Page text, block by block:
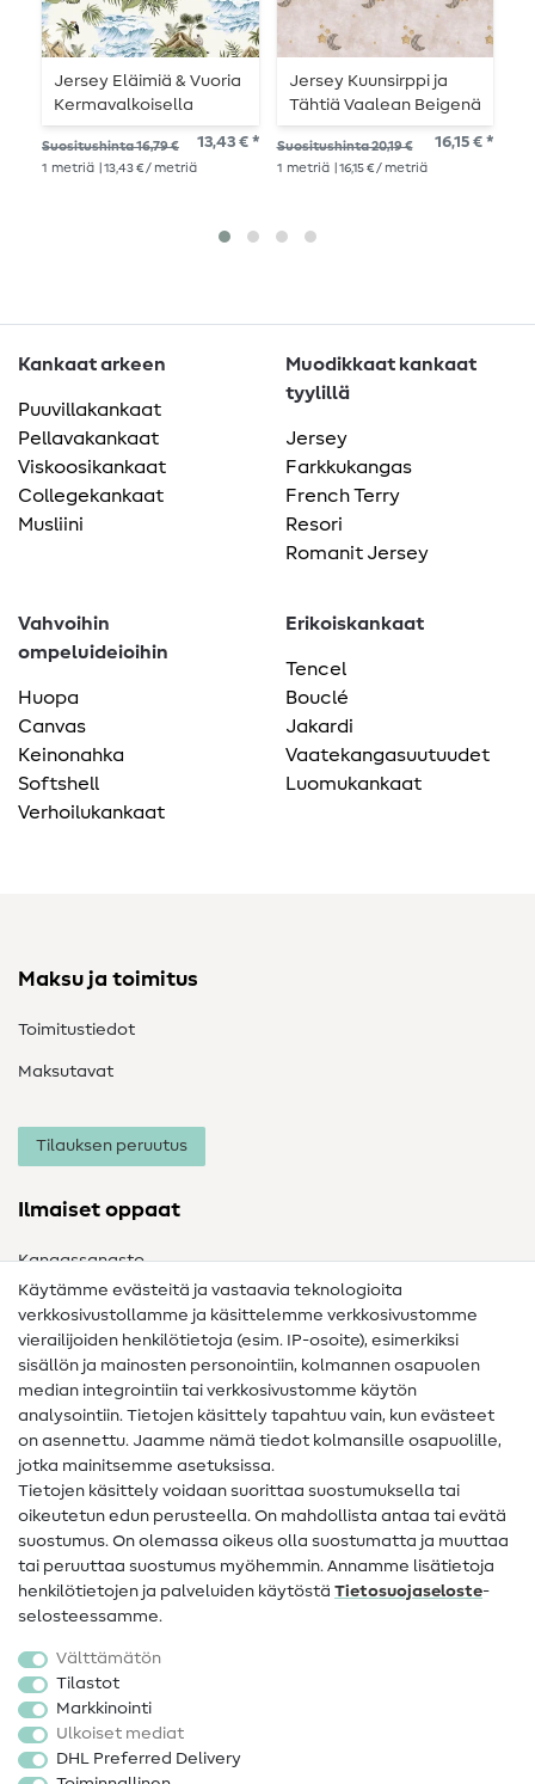
Jersey Eläimiä & Vuoria
Kermavalkoisella
Digitaalinen
Suositushinta 16,79 € 13,43 € *
1 metriä | 13,43 € / metriä
Jersey Kuunsirppi ja
Tähtiä Vaalean Beigenä
Digitaalinen
Suositushinta 20,19 € 16,15 € *
1 metriä | 16,15 € / metriä
Kankaat arkeen
Puuvillakankaat
Pellavakankaat
Viskoosikankaat
Collegekankaat
Musliini
Muodikkaat kankaat
tyylillä
Jersey
Farkkukangas
French Terry
Resori
Romanit Jersey
Vahvoihin
ompeluideioihin
Huopa
Canvas
Keinonahka
Softshell
Verhoilukankaat
Erikoiskankaat
Tencel
Bouclé
Jakardi
Vaatekangasuutuudet
Luomukankaat
Maksu ja toimitus
Toimitustiedot
Maksutavat
Tilauksen peruutus
Ilmaiset oppaat
Kangassanasto
Ompelusanasto
Ompeluohjeet
Apua ja yhteystiedot
Yhteystiedot
Tietoa omistajanvaihdoksesta
Peruutusoikeus
Suosittu
Kankaat
Ompelutarvikkeet
Ale
Käytämme evästeitä ja vastaavia teknologioita
verkkosivustollamme ja käsittelemme verkkosivustomme
vierailijoiden henkilötietoja (esim. IP-osoite), esimerkiksi
sisällön ja mainosten personointiin, kolmannen osapuolen
median integrointiin tai verkkosivustomme käytön
analysointiin. Tietojen käsittely tapahtuu vain, kun evästeet
on asennettu. Jaamme nämä tiedot kolmansille osapuolille,
jotka mainitsemme asetuksissa.
Tietojen käsittely voidaan suorittaa suostumuksella tai
oikeutetun edun perusteella. On mahdollista antaa tai evätä
suostumus. On olemassa oikeus olla suostumatta ja muuttaa
tai peruuttaa suostumus myöhemmin. Annamme lisätietoja
henkilötietojen ja palveluiden käytöstä Tietosuojaseloste-
selosteessamme.
Välttämätön
Tilastot
Markkinointi
Ulkoiset mediat
DHL Preferred Delivery